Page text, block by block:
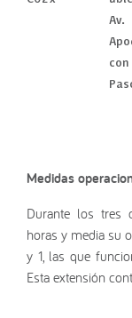
Av.
Medidas
Durante los tres
horas y media su
y 1, las que
Esta extensión